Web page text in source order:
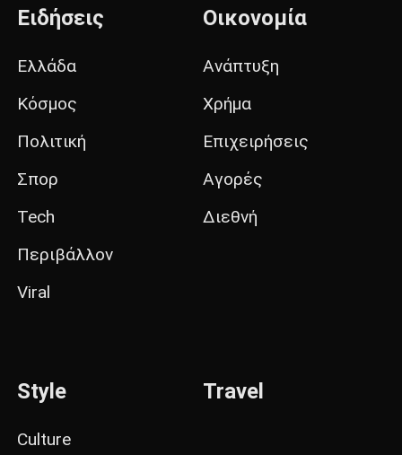
Ειδήσεις
Ελλάδα
Κόσμος
Πολιτική
Σπορ
Tech
Περιβάλλον
Viral
Οικονομία
Ανάπτυξη
Χρήμα
Επιχειρήσεις
Αγορές
Διεθνή
Style
Culture
Travel